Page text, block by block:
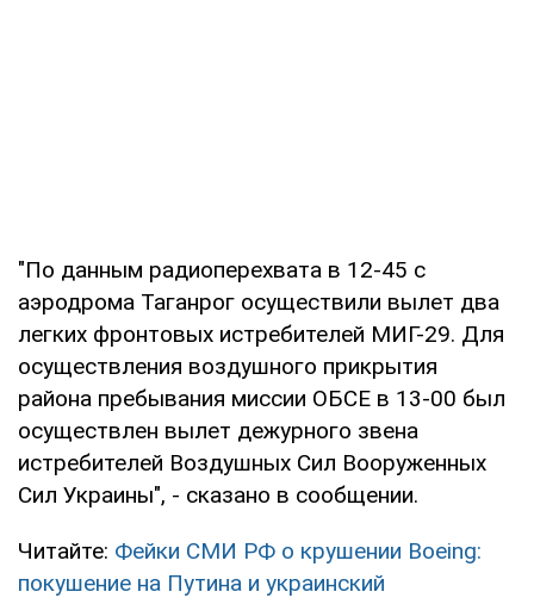
"По данным радиоперехвата в 12-45 с
аэродрома Таганрог осуществили вылет два
легких фронтовых истребителей МИГ-29. Для
осуществления воздушного прикрытия
района пребывания миссии ОБСЕ в 13-00 был
осуществлен вылет дежурного звена
истребителей Воздушных Сил Вооруженных
Сил Украины", - сказано в сообщении.
Читайте: Фейки СМИ РФ о крушении Boeing:
покушение на Путина и украинский